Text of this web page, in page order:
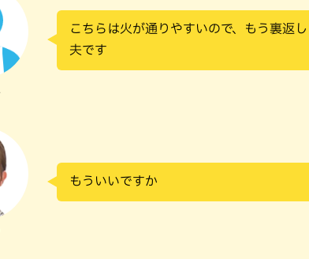
こちらは火が通りやすいので、もう裏返
夫です
もういいですか